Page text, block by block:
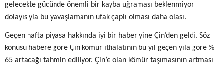
gelecekte gücünde önemli bir kayba uğraması beklenmiyor
dolayısıyla bu yavaşlamanın ufak çaplı olması daha olası.
Geçen hafta piyasa hakkında iyi bir haber yine Çin’den geldi. Söz
konusu habere göre Çin kömür ithalatının bu yıl geçen yıla göre %
65 artacağı tahmin ediliyor. Çin’e olan kömür taşımasının artması